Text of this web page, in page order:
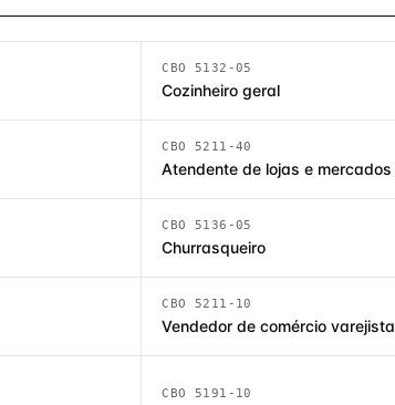
CBO 5132-05
Cozinheiro geral
CBO 5211-40
Atendente de lojas e mercados
CBO 5136-05
Churrasqueiro
CBO 5211-10
Vendedor de comércio varejista
CBO 5191-10